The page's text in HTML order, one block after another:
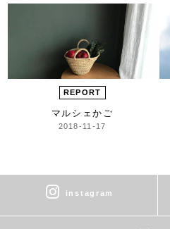
REPORT
マルシェかご
2018-11-17
instagram